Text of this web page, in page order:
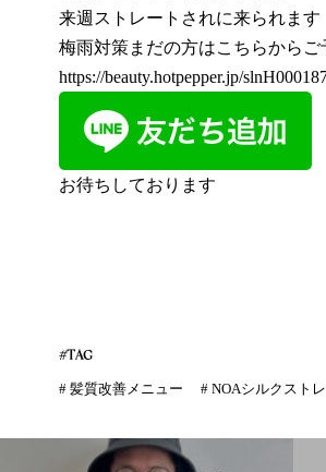
来週ストレートされに来られます
梅雨対策まだの方はこちらからご
https://beauty.hotpepper.jp/
お待ちしております
#TAG
# 髪質改善メニュー #NOAシルクスト